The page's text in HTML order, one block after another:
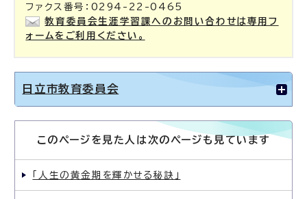
ファクス番号：0294-22-0465
教育委員会生涯学習課へのお問い合わせは専用フ
ォームをご利用ください。
日立市教育委員会
このページを見た人は次のページも見ています
「人生の黄金期を輝かせる秘訣」